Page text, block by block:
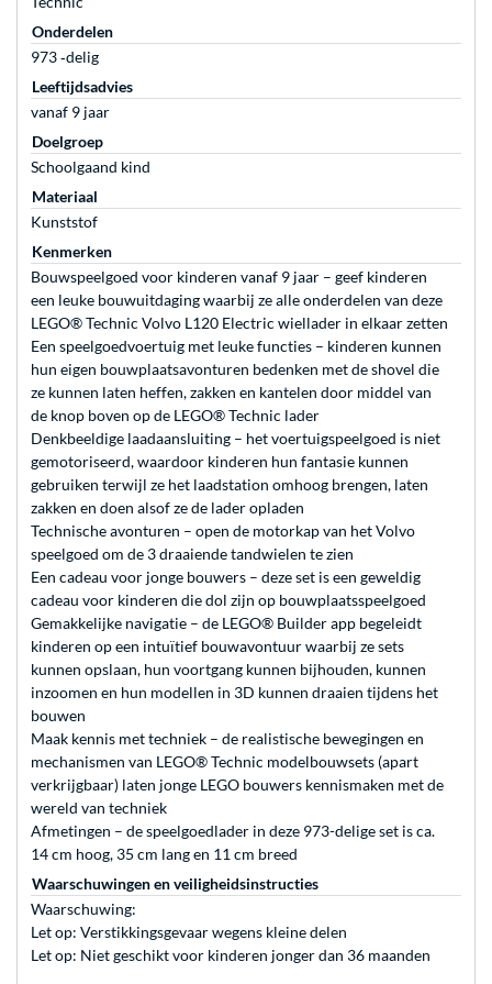
Onderdelen
973 ‐delig
Leeftijdsadvies
vanaf 9 jaar
Doelgroep
Schoolgaand kind
Materiaal
Kunststof
Kenmerken
Bouwspeelgoed voor kinderen vanaf 9 jaar – geef kinderen
een leuke bouwuitdaging waarbij ze alle onderdelen van deze
LEGO® Technic Volvo L120 Electric wiellader in elkaar zetten
Een speelgoedvoertuig met leuke functies – kinderen kunnen
hun eigen bouwplaatsavonturen bedenken met de shovel die
ze kunnen laten heffen, zakken en kantelen door middel van
de knop boven op de LEGO® Technic lader
Denkbeeldige laadaansluiting – het voertuigspeelgoed is niet
gemotoriseerd, waardoor kinderen hun fantasie kunnen
gebruiken terwijl ze het laadstation omhoog brengen, laten
zakken en doen alsof ze de lader opladen
Technische avonturen – open de motorkap van het Volvo
speelgoed om de 3 draaiende tandwielen te zien
Een cadeau voor jonge bouwers – deze set is een geweldig
cadeau voor kinderen die dol zijn op bouwplaatsspeelgoed
Gemakkelijke navigatie – de LEGO® Builder app begeleidt
kinderen op een intuïtief bouwavontuur waarbij ze sets
kunnen opslaan, hun voortgang kunnen bijhouden, kunnen
inzoomen en hun modellen in 3D kunnen draaien tijdens het
bouwen
Maak kennis met techniek – de realistische bewegingen en
mechanismen van LEGO® Technic modelbouwsets (apart
verkrijgbaar) laten jonge LEGO bouwers kennismaken met de
wereld van techniek
Afmetingen – de speelgoedlader in deze 973-delige set is ca.
14 cm hoog, 35 cm lang en 11 cm breed
Waarschuwingen en veiligheidsinstructies
Waarschuwing:
Let op: Verstikkingsgevaar wegens kleine delen
Let op: Niet geschikt voor kinderen jonger dan 36 maanden